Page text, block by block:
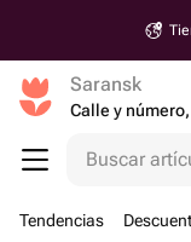
Saransk
Calle y
Buscar
Tendencias